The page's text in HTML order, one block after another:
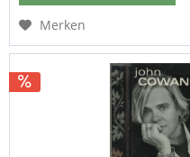
Merken